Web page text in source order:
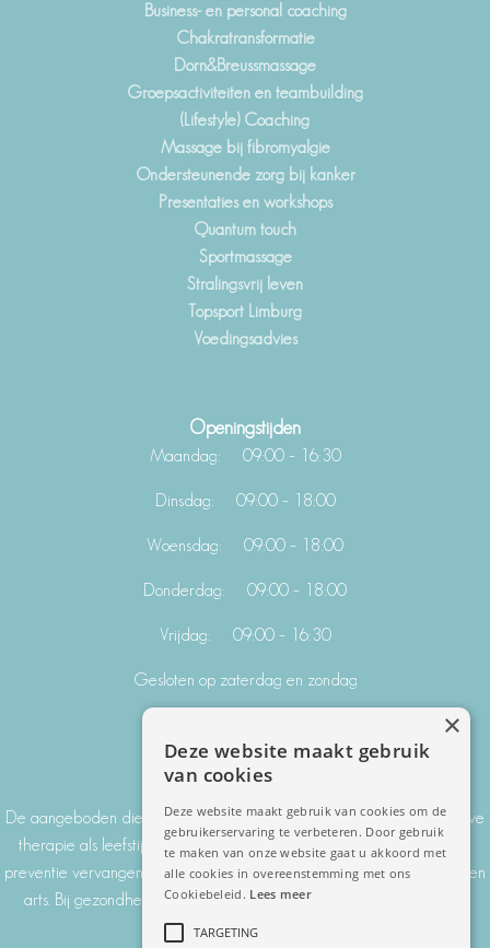
Business- en personal coaching
Chakratransformatie
Dorn&Breussmassage
Groepsactiviteiten en teambuilding
(Lifestyle) Coaching
Massage bij fibromyalgie
Ondersteunende zorg bij kanker
Presentaties en workshops
Quantum touch
Sportmassage
Stralingsvrij leven
Topsport Limburg
Voedingsadvies
Openingstijden
Maandag: 09:00 – 16:30
Dinsdag: 09:00 – 18:00
Woensdag: 09:00 – 18:00
Donderdag: 09:00 – 18:00
Vrijdag: 09:00 – 16:30
Gesloten op zaterdag en zondag
DISCLAIMER:
De aangeboden diensten zijn gericht op zowel individuele en curatieve
therapie als leefstijl en welzijn. Diensten gericht op testen, leefstijl en
preventie vervangen geen medische diagnose of behandeling door een
arts. Bij gezondheidsklachten adviseren wij ook altijd contact op te
nemen met uw huisarts.
Deze website maakt gebruik
van cookies
Deze website maakt gebruik van cookies om de
gebruikerservaring te verbeteren. Door gebruik
te maken van onze website gaat u akkoord met
alle cookies in overeenstemming met ons
Cookiebeleid. Lees meer
TARGETING
×